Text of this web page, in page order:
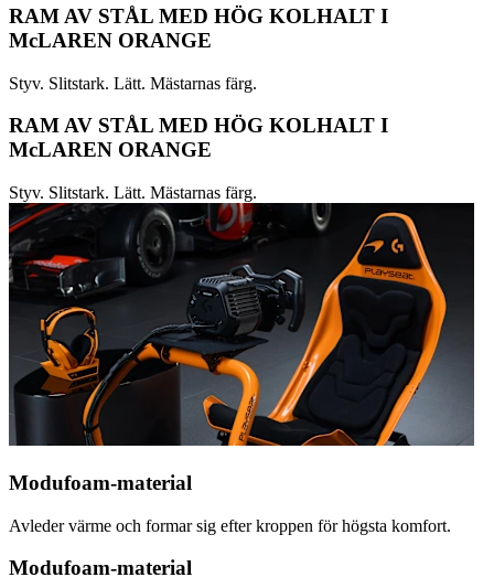
RAM AV STÅL MED HÖG KOLHALT I
McLAREN ORANGE
Styv. Slitstark. Lätt. Mästarnas färg.
RAM AV STÅL MED HÖG KOLHALT I
McLAREN ORANGE
Styv. Slitstark. Lätt. Mästarnas färg.
Modufoam-material
Avleder värme och formar sig efter kroppen för högsta komfort.
Modufoam-material